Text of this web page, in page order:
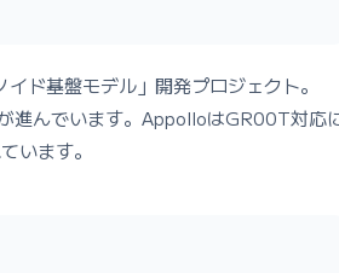
基盤モデル」開発プロジェクト。
進んでいます。AppolloはGR00T対応
います。